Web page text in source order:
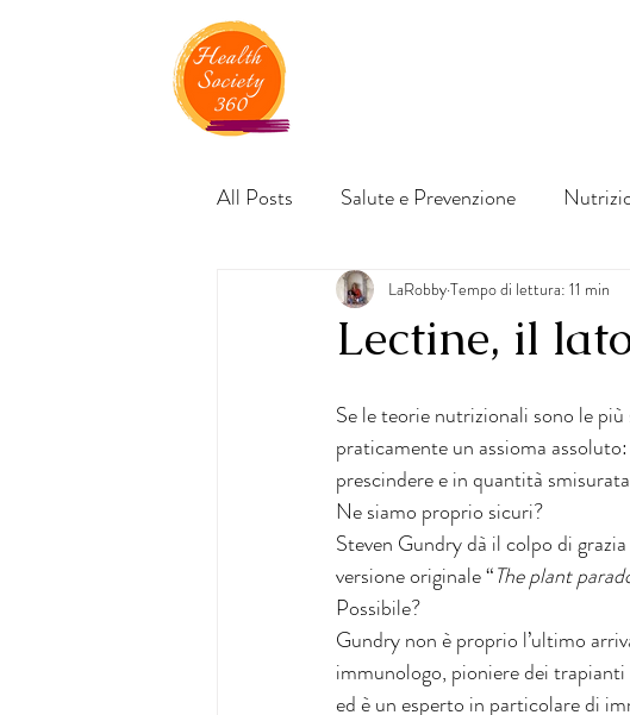
All Posts Salute e Prevenzione
Lectine, il
LaRobbyTempo di lettura: 11 min
Se le teorie nutrizionali sono le
praticamente un assioma
prescindere e in quantità
Ne siamo proprio sicuri?
Steven Gundry dà il colpo di
versione originale “The plant
Possibile?
Gundry non è proprio l’ultimo
immunologo, pioniere dei
ed è un esperto in particolare di